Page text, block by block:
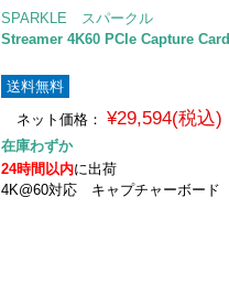
SPARKLE スパークル
Streamer 4K60 PCIe Capture Card
送料無料
ネット価格： ¥29,594(税込)
在庫わずか
24時間以内に出荷
4K@60対応 キャプチャーボード